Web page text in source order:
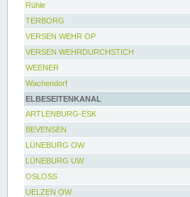
Rühle
TERBORG
VERSEN WEHR OP
VERSEN WEHRDURCHSTICH
WEENER
Wachendorf
ELBESEITENKANAL
ARTLENBURG-ESK
BEVENSEN
LÜNEBURG OW
LÜNEBURG UW
OSLOSS
UELZEN OW